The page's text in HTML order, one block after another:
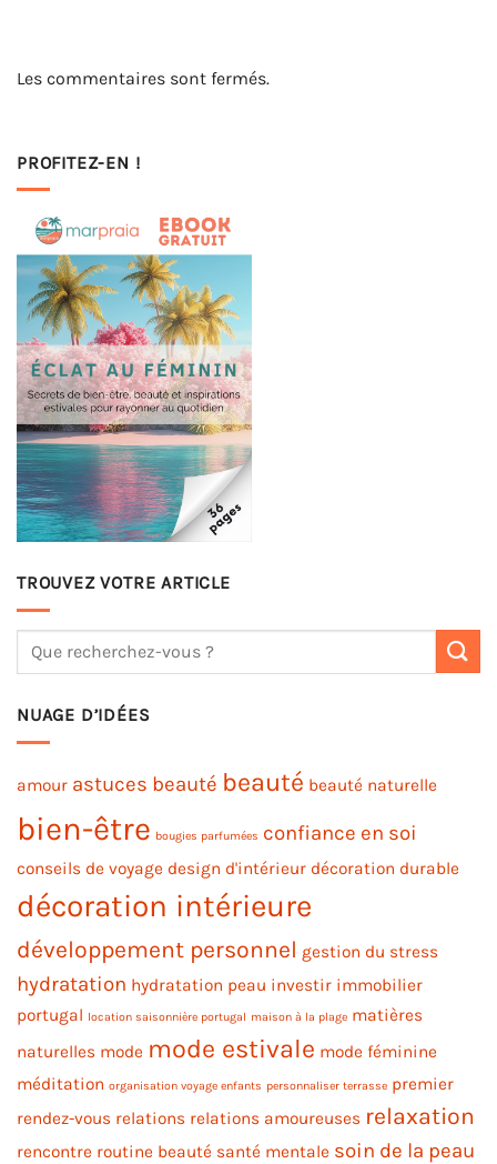
Les commentaires sont fermés.
PROFITEZ-EN !
TROUVEZ VOTRE ARTICLE
NUAGE D’IDÉES
amour astuces beauté beauté beauté naturelle
bien-être bougies parfumées confiance en soi
conseils de voyage design d'intérieur décoration durable
décoration intérieure
développement personnel gestion du stress
hydratation hydratation peau investir immobilier
portugal location saisonnière portugal maison à la plage matières
naturelles mode mode estivale mode féminine
méditation organisation voyage enfants personnaliser terrasse premier
rendez-vous relations relations amoureuses relaxation
rencontre routine beauté santé mentale soin de la peau